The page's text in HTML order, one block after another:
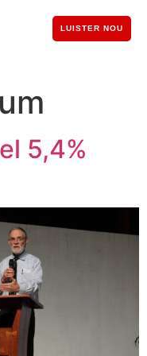
LUISTER NOU
5,4%